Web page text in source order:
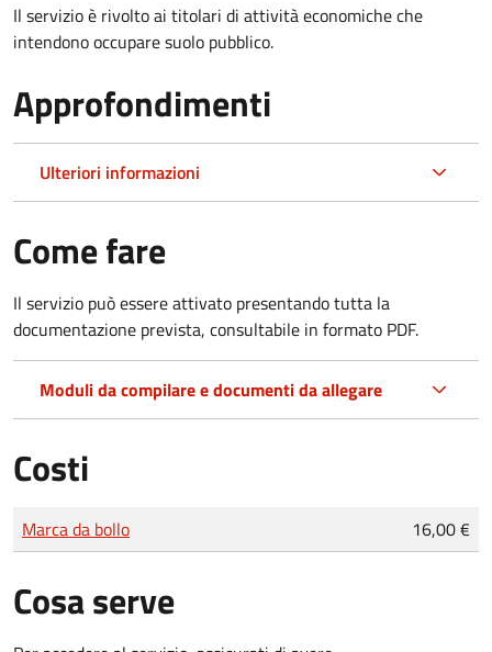
Il servizio è rivolto ai titolari di attività economiche che
intendono occupare suolo pubblico.
Approfondimenti
Ulteriori informazioni
Come fare
Il servizio può essere attivato presentando tutta la
documentazione prevista, consultabile in formato PDF.
Moduli da compilare e documenti da allegare
Costi
Tipo di pagamento
Importo
Marca da bollo 16,00 €
Cosa serve